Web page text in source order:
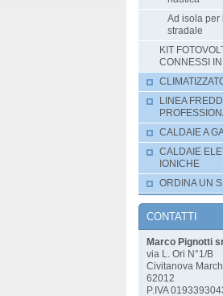
Ad isola per
stradale
KIT
CONNESSI
LINEA
CALDAIE A
CALDAIE
IONICHE
ORDINA UN
CONTATTI
Marco Pignotti
via L. Ori N°1/B
Civitanova
62012
P.IVA